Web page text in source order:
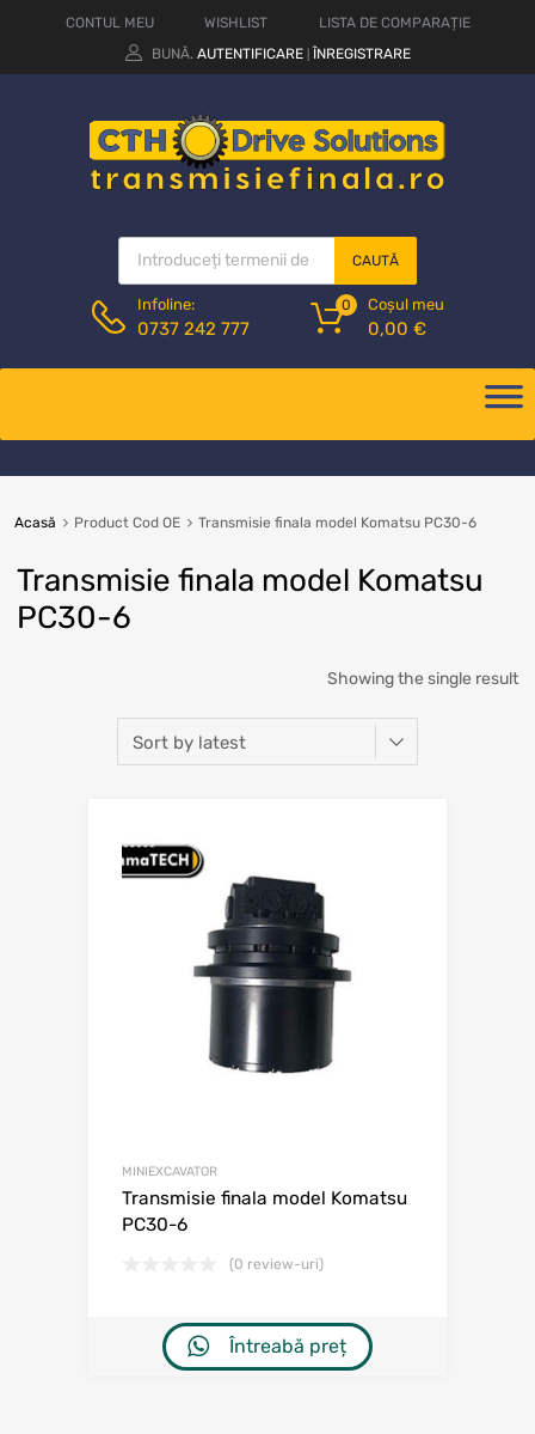
CONTUL MEU WISHLIST
LISTA DE COMPARAȚIE
BUNĂ. AUTENTIFICARE ÎNREGISTRARE
CAUTĂ
Infoline:
0737 242 777
Coșul meu
0,00 €
0
Acasă Product Cod OE Transmisie finala model Komatsu PC30-6
Transmisie finala model Komatsu
PC30-6
Showing the single result
MINIEXCAVATOR
Transmisie finala model Komatsu
PC30-6
(0 review-uri)
Întreabă preț